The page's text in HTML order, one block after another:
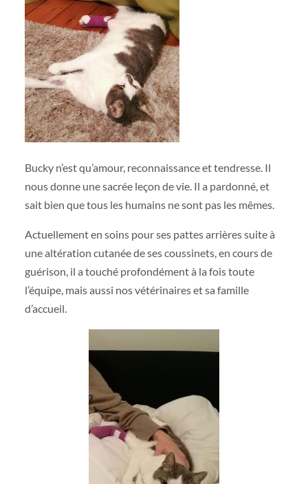
Bucky n’est qu’amour, reconnaissance et tendresse. Il
nous donne une sacrée leçon de vie. Il a pardonné, et
sait bien que tous les humains ne sont pas les mêmes.
Actuellement en soins pour ses pattes arrières suite à
une altération cutanée de ses coussinets, en cours de
guérison, il a touché profondément à la fois toute
l’équipe, mais aussi nos vétérinaires et sa famille
d’accueil.